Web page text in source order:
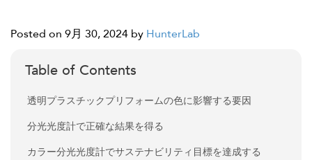
Posted on 9月 30, 2024 by HunterLab
Table of Contents
透明プラスチックプリフォームの色に影響する要因
分光光度計で正確な結果を得る
カラー分光光度計でサステナビリティ目標を達成する